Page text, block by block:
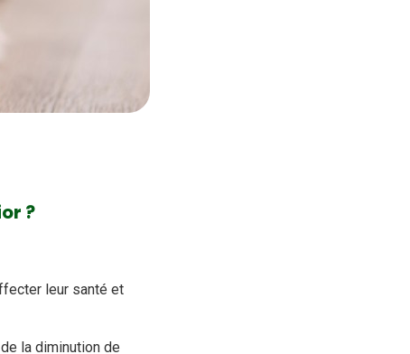
?
leur santé et
la diminution de